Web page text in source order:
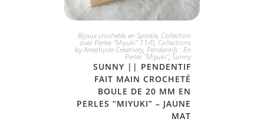
JE L'ADOPTE
Bijoux crochetés en Spirale, Collection
avec Perles "Miyuki" 11/0,Collections
by Amethyste Creativity, Pendentifs : En
Perles "Miyuki", Sunny
SUNNY || PENDENTIF
FAIT MAIN CROCHETÉ
BOULE DE 20 MM EN
PERLES “MIYUKI” – JAUNE
MAT